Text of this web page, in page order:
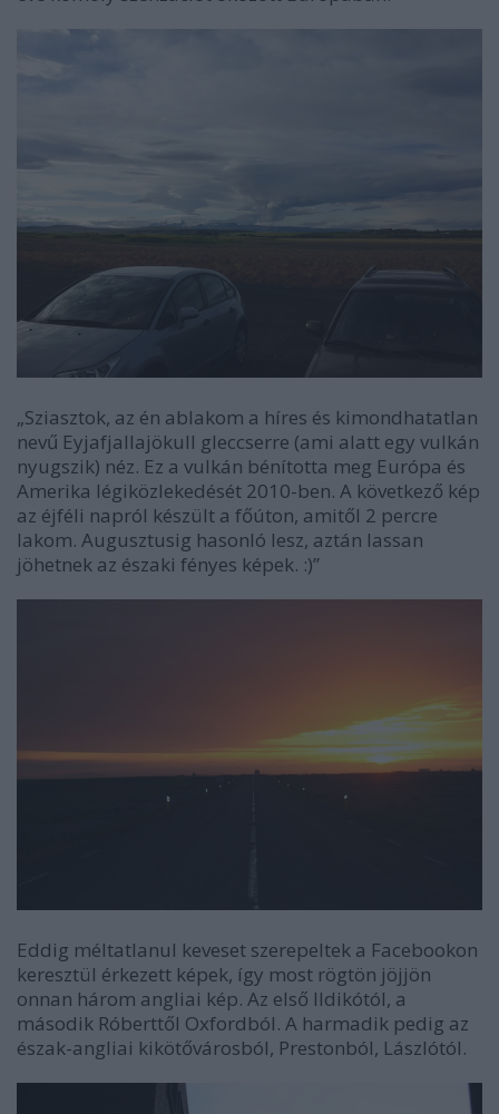
„Sziasztok, az én ablakom a híres és kimondhatatlan
nevű Eyjafjallajökull gleccserre (ami alatt egy vulkán
nyugszik) néz. Ez a vulkán bénította meg Európa és
Amerika légiközlekedését 2010-ben. A következő kép
az éjféli napról készült a főúton, amitől 2 percre
lakom. Augusztusig hasonló lesz, aztán lassan
jöhetnek az északi fényes képek. :)”
Eddig méltatlanul keveset szerepeltek a Facebookon
keresztül érkezett képek, így most rögtön jöjjön
onnan három angliai kép. Az első Ildikótól, a
második Róberttől Oxfordból. A harmadik pedig az
észak-angliai kikötővárosból, Prestonból, Lászlótól.